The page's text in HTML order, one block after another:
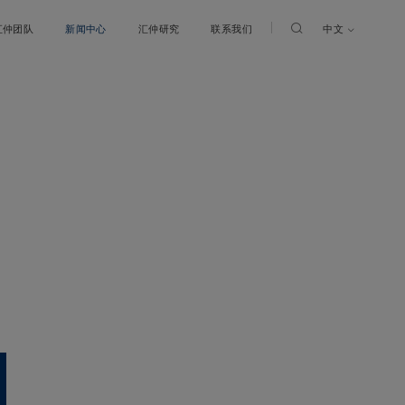
仲团队 新闻中心 汇仲研究 联系我们 中文